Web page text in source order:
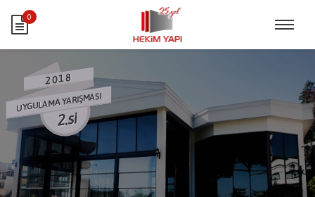
0
2018
UYGULAMA YARIŞMASI
2.si